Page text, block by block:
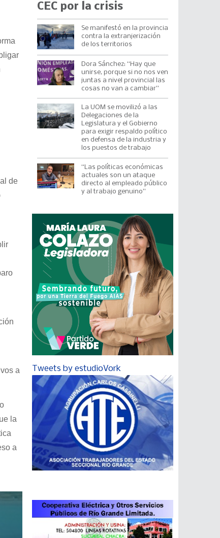
de
a
la
a
CEC por la crisis
Se manifestó en la provincia
contra la extranjerización
de los territorios
Dora Sánchez: “Hay que
unirse, porque si no nos ven
juntas a nivel provincial las
cosas no van a cambiar”
La UOM se movilizó a las
Delegaciones de la
Legislatura y el Gobierno
para exigir respaldo político
en defensa de la industria y
los puestos de trabajo
“Las políticas económicas
actuales son un ataque
directo al empleado público
y al trabajo genuino”
Tweets by estudioVork